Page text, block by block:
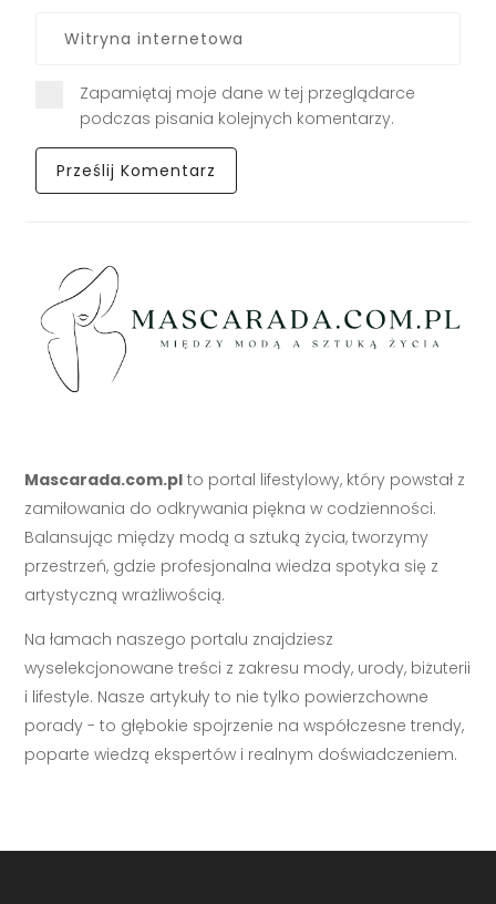
Zapamiętaj moje dane w tej przeglądarce
podczas pisania kolejnych komentarzy.
Mascarada.com.pl to portal lifestylowy, który powstał z
zamiłowania do odkrywania piękna w codzienności.
Balansując między modą a sztuką życia, tworzymy
przestrzeń, gdzie profesjonalna wiedza spotyka się z
artystyczną wrażliwością.
Na łamach naszego portalu znajdziesz
wyselekcjonowane treści z zakresu mody, urody, biżuterii
i lifestyle. Nasze artykuły to nie tylko powierzchowne
porady - to głębokie spojrzenie na współczesne trendy,
poparte wiedzą ekspertów i realnym doświadczeniem.